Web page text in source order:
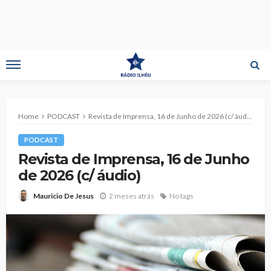
Home PODCAST Revista de Imprensa, 16 de Junho de 2026 (c/ áudio)
PODCAST
Revista de Imprensa, 16 de Junho
de 2026 (c/ áudio)
Mauricio De Jesus 2 meses atrás No tags